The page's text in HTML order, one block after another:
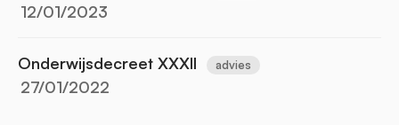
12/01/2023
Onderwijsdecreet XXXII advies
27/01/2022